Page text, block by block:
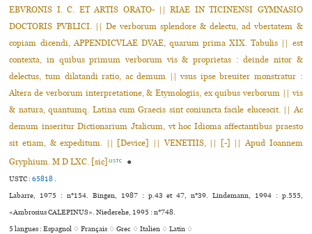
EBVRONIS I. C. ET ARTIS ORATO- || RIAE IN TICINENSI GYMNASIO
DOCTORIS PVBLICI. || De verborum splendore & delectu, ad vbertatem &
copiam dicendi, APPENDICVLAE DVAE, quarum prima XIX. Tabulis || est
contexta, in quibus primum verborum vis & proprietas : deinde nitor &
delectus, tum dilatandi ratio, ac demum || vsus ipse breuiter monstratur :
Altera de verborum interpretatione, & Etymologiis, ex quibus verborum || vis
& natura, quantumq. Latina cum Graecis sint coniuncta facile elucescit. || Ac
demum inseritur Dictionarium Jtalicum, vt hoc Idioma affectantibus praesto
sit etiam, & expeditum. || [Device] || VENETIIS, || [-] || Apud Ioannem
Gryphium. M D LXC. [sic] USTC ●
USTC :65818.
Labarre, 1975 : n°154. Bingen, 1987 : p.43 et 47, n°39. Lindemann, 1994 : p.555,
«Ambrosius CALEPINUS». Niederehe, 1995 : n°748.
5 langues :Espagnol ♢Français ♢Grec ♢Italien ♢Latin ♢